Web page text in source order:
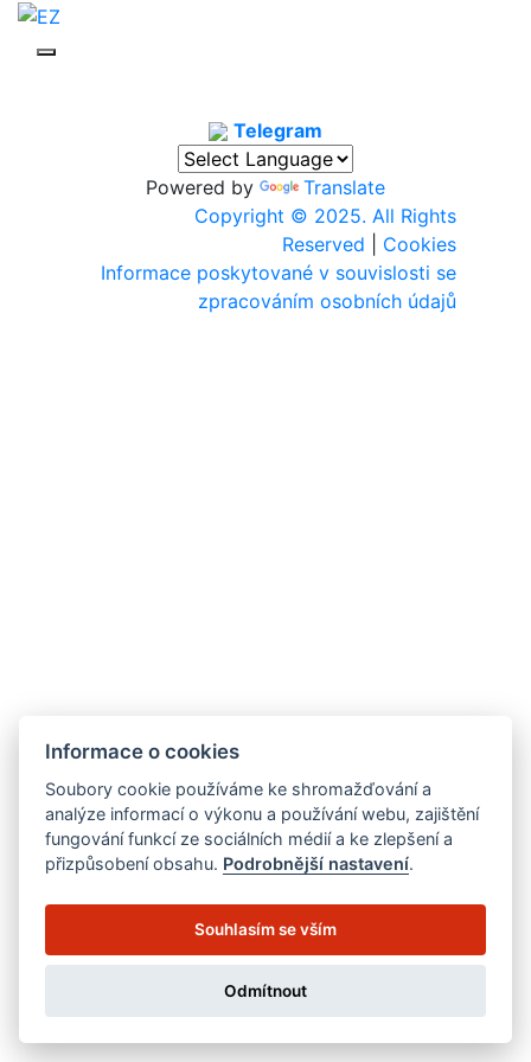
Telegram
Powered by
Translate
Copyright © 2025. All Rights
Reserved
Cookies
Informace poskytované v souvislosti se
zpracováním osobních údajů
Informace o cookies
Soubory cookie používáme ke shromažďování a
analýze informací o výkonu a používání webu, zajištění
fungování funkcí ze sociálních médií a ke zlepšení a
přizpůsobení obsahu. Podrobnější nastavení.
Souhlasím se vším
Odmítnout